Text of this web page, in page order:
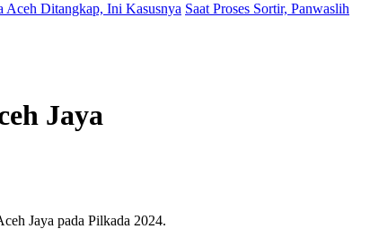
Aceh Ditangkap, Ini Kasusnya Saat Proses Sortir, Panwaslih
Jaya
Jaya pada Pilkada 2024.